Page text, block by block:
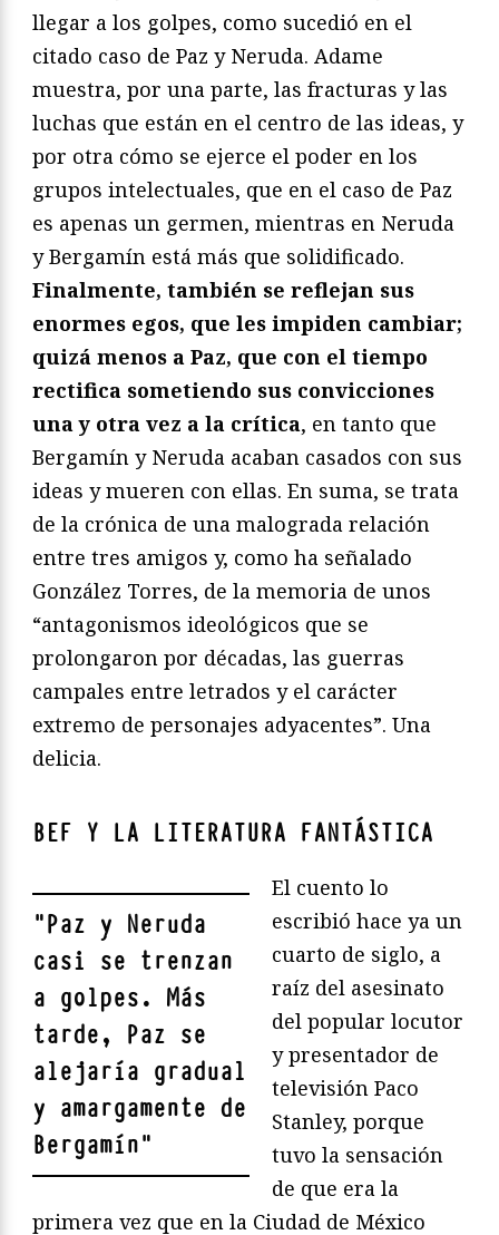
llegar a los golpes, como sucedió en el
citado caso de Paz y Neruda. Adame
muestra, por una parte, las fracturas y las
luchas que están en el centro de las ideas, y
por otra cómo se ejerce el poder en los
grupos intelectuales, que en el caso de Paz
es apenas un germen, mientras en Neruda
y Bergamín está más que solidificado.
Finalmente, también se reflejan sus
enormes egos, que les impiden cambiar;
quizá menos a Paz, que con el tiempo
rectifica sometiendo sus convicciones
una y otra vez a la crítica, en tanto que
Bergamín y Neruda acaban casados con sus
ideas y mueren con ellas. En suma, se trata
de la crónica de una malograda relación
entre tres amigos y, como ha señalado
González Torres, de la memoria de unos
“antagonismos ideológicos que se
prolongaron por décadas, las guerras
campales entre letrados y el carácter
extremo de personajes adyacentes”. Una
delicia.
BEF Y LA LITERATURA FANTÁSTICA
"Paz y Neruda
casi se trenzan
a golpes. Más
tarde, Paz se
alejaría gradual
y amargamente de
Bergamín"
El cuento lo
escribió hace ya un
cuarto de siglo, a
raíz del asesinato
del popular locutor
y presentador de
televisión Paco
Stanley, porque
tuvo la sensación
de que era la
primera vez que en la Ciudad de México